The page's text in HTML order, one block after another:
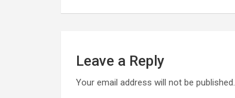
Leave a Reply
Your email address will not be published.